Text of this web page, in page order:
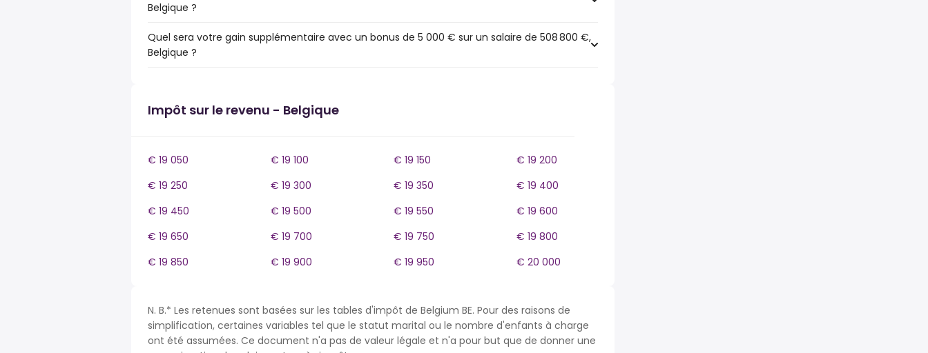
Belgique ?
Quel sera votre gain supplémentaire avec un bonus de 5 000 € sur un salaire de 508 800 €,
Belgique ?
Impôt sur le revenu - Belgique
€ 19 050 € 19 100 € 19 150
€ 19 200
€ 19 250
€ 19 300 € 19 350
€ 19 400
€ 19 450
€ 19 500 € 19 550
€ 19 600
€ 19 650
€ 19 700 € 19 750
€ 19 800
€ 19 850
€ 19 900 € 19 950 € 20 000
N. B.* Les retenues sont basées sur les tables d'impôt de Belgium BE. Pour des raisons de
simplification, certaines variables tel que le statut marital ou le nombre d'enfants à charge
ont été assumées. Ce document n'a pas de valeur légale et n'a pour but que de donner une